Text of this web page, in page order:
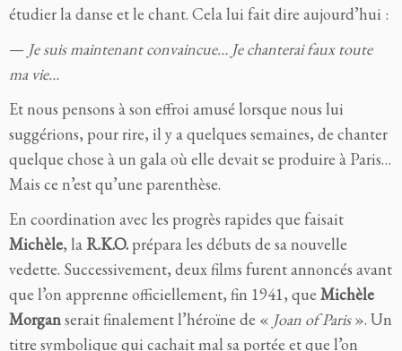
étudier la danse et le chant. Cela lui fait dire aujourd’hui :
— Je suis maintenant convaincue… Je chanterai faux toute
ma vie…
Et nous pensons à son effroi amusé lorsque nous lui
suggérions, pour rire, il y a quelques semaines, de chanter
quelque chose à un gala où elle devait se produire à Paris…
Mais ce n’est qu’une parenthèse.
En coordination avec les progrès rapides que faisait
Michèle, la R.K.O. prépara les débuts de sa nouvelle
vedette. Successivement, deux films furent annoncés avant
que l’on apprenne officiellement, fin 1941, que Michèle
Morganserait finalement l’héroïne de « Joan of Paris». Un
titre symbolique qui cachait mal sa portée et que l’on